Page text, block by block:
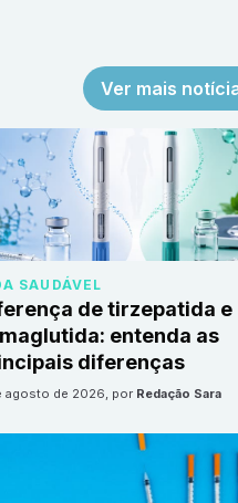
Ver mais
SAUDÁVEL
de tirzepatida e
entenda as
diferenças
agosto de 2026, por Redação Sara